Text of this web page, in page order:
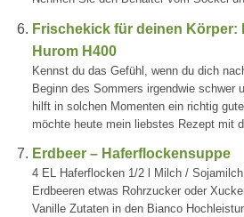
Frischekick für deinen Körper:
Hurom H400
Kennst du das Gefühl, wenn du dich
Beginn des Sommers irgendwie schwer
hilft in solchen Momenten ein richtig
möchte heute mein liebstes Rezept mit
Erdbeer – Haferflockensuppe
4 EL Haferflocken 1/2 l Milch /
Erdbeeren etwas Rohrzucker oder
Vanille Zutaten in den Bianco